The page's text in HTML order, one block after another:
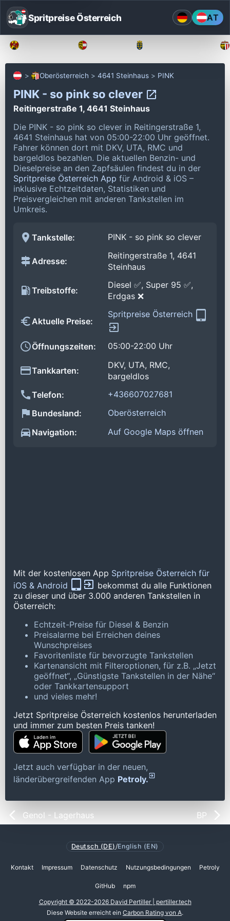
Spritpreise Österreich AT
Oberösterreich 4641 Steinhaus PINK
PINK - so pink so clever
Reitingerstraße 1, 4641 Steinhaus
Die PINK - so pink so clever in Reitingerstraße 1,
4641 Steinhaus hat von 05:00-22:00 Uhr geöffnet.
Fahrer können dort mit DKV, UTA, RMC und
bargeldlos bezahlen. Die aktuellen Benzin- und
Dieselpreise an den Zapfsäulen findest du in der
Spritpreise Österreich App für Android & iOS –
inklusive Echtzeitdaten, Statistiken und
Preisvergleichen mit anderen Tankstellen im
Umkreis.
Tankstelle: PINK - so pink so clever
Adresse:
Reitingerstraße 1, 4641
Steinhaus
Treibstoffe:
Diesel ✅, Super 95 ✅,
Erdgas ❌
Aktuelle Preise:
Spritpreise Österreich
Öffnungszeiten: 05:00-22:00 Uhr
Tankkarten:
DKV, UTA, RMC,
bargeldlos
Telefon:
+436607027681
Bundesland:
Oberösterreich
Navigation:
Auf Google Maps öffnen
Mit der kostenlosen App Spritpreise Österreich für
iOS & Android
bekommst du alle Funktionen
zu dieser und über 3.000 anderen Tankstellen in
Österreich:
Echtzeit-Preise für Diesel & Benzin
Preisalarme bei Erreichen deines
Wunschpreises
Favoritenliste für bevorzugte Tankstellen
Kartenansicht mit Filteroptionen, für z.B. „Jetzt
geöffnet“, „Günstigste Tankstellen in der Nähe“
oder Tankkartensupport
und vieles mehr!
Jetzt Spritpreise Österreich kostenlos herunterladen
und immer zum besten Preis tanken!
Jetzt auch verfügbar in der neuen,
länderübergreifenden App Petroly.
Genol - Lagerhaus BP
Deutsch (DE)/English (EN)
Kontakt Impressum Datenschutz Nutzungsbedingungen Petroly
GitHub npm
Copyright © 2022-2026 David Pertiller | pertiller.tech
Diese Website erreicht ein Carbon Rating von A.